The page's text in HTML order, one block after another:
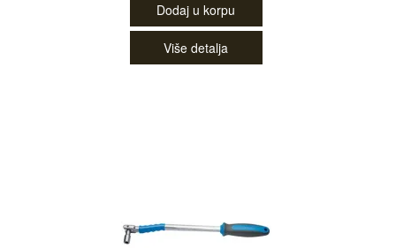
Dodaj u korpu
Više detalja